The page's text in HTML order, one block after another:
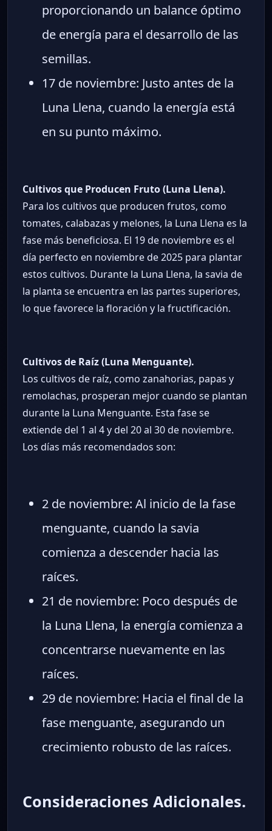
proporcionando un balance óptimo
de energía para el desarrollo de las
semillas.
17 de noviembre: Justo antes de la
Luna Llena, cuando la energía está
en su punto máximo.
Cultivos que Producen Fruto (Luna Llena).
Para los cultivos que producen frutos, como
tomates, calabazas y melones, la Luna Llena es la
fase más beneficiosa. El 19 de noviembre es el
día perfecto en noviembre de 2025 para plantar
estos cultivos. Durante la Luna Llena, la savia de
la planta se encuentra en las partes superiores,
lo que favorece la floración y la fructificación.
Cultivos de Raíz (Luna Menguante).
Los cultivos de raíz, como zanahorias, papas y
remolachas, prosperan mejor cuando se plantan
durante la Luna Menguante. Esta fase se
extiende del 1 al 4 y del 20 al 30 de noviembre.
Los días más recomendados son:
2 de noviembre: Al inicio de la fase
menguante, cuando la savia
comienza a descender hacia las
raíces.
21 de noviembre: Poco después de
la Luna Llena, la energía comienza a
concentrarse nuevamente en las
raíces.
29 de noviembre: Hacia el final de la
fase menguante, asegurando un
crecimiento robusto de las raíces.
Consideraciones Adicionales.